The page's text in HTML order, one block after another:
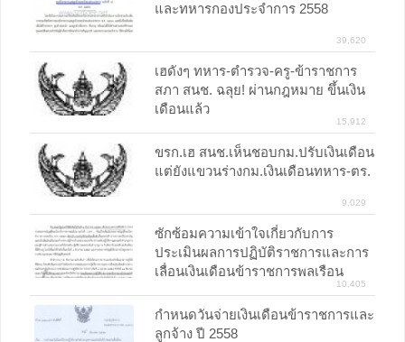
และทหารกองประจำการ 2558
39,620
เฮดังๆ ทหาร-ตำรวจ-ครู-ข้าราชการ
สภา สนช. ฉลุย! ผ่านกฎหมาย ขึ้นเงิน
เดือนแล้ว
15,912
ขรก.เฮ สนช.เห็นชอบกม.ปรับเงินเดือน
แต่ยังแขวนร่างกม.เงินเดือนทหาร-ตร.
9,029
ซักซ้อมความเข้าใจเกี่ยวกับการ
ประเมินผลการปฏิบัติราชการและการ
เลื่อนเงินเดือนข้าราชการพลเรือน
สามัญ รอบ 1 ต.ค. 57 - 31 มี.ค. 5810,405
กำหนดวันจ่ายเงินเดือนข้าราชการและ
ลูกจ้าง ปี 2558